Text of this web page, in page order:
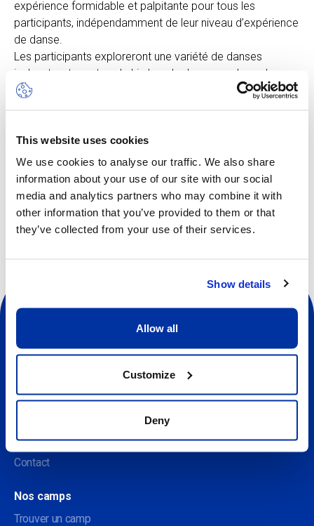
This website uses cookies
We use cookies to analyse our traffic. We also share
information about your use of our site with our social
media and analytics partners who may combine it with
other information that you’ve provided to them or that
they’ve collected from your use of their services.
Show details
Allow all
Customize
Deny
ENFR
expérience formidable et palpitante pour tous les
participants, indépendamment de leur niveau d’expérience
de danse.
Les participants exploreront une variété de danses
incluant, entre autres, le hip hop, la danse moderne, la
Zumba et bien d’autres. Les élèves amélioreront leurs
chorégraphies, progresseront en souplesse et en
endurance, s’entraîneront avec d’excellents entraîneurs et
se feront de nouveaux amis.
A propos de nos camps
Contact
Nos camps
Trouver un camp